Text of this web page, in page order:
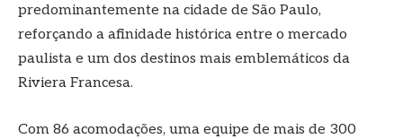
predominantemente na cidade de São Paulo,
reforçando a afinidade histórica entre o mercado
paulista e um dos destinos mais emblemáticos da
Riviera Francesa.
Com 86 acomodações, uma equipe de mais de 300